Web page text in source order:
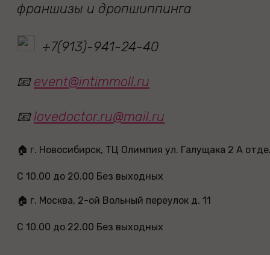
франшизы и дропшиппинга
+7(913)-941-24-40
📧event@intimmoll.ru
📧lovedoctor.ru@mail.ru
🏠 г. Новосибирск, ТЦ Олимпия ул. Галущака 2 А
С 10.00 до 20.00 Без выходных
🏠 г. Москва, 2-ой Вольный переулок д. 11
С 10.00 до 22.00 Без выходных